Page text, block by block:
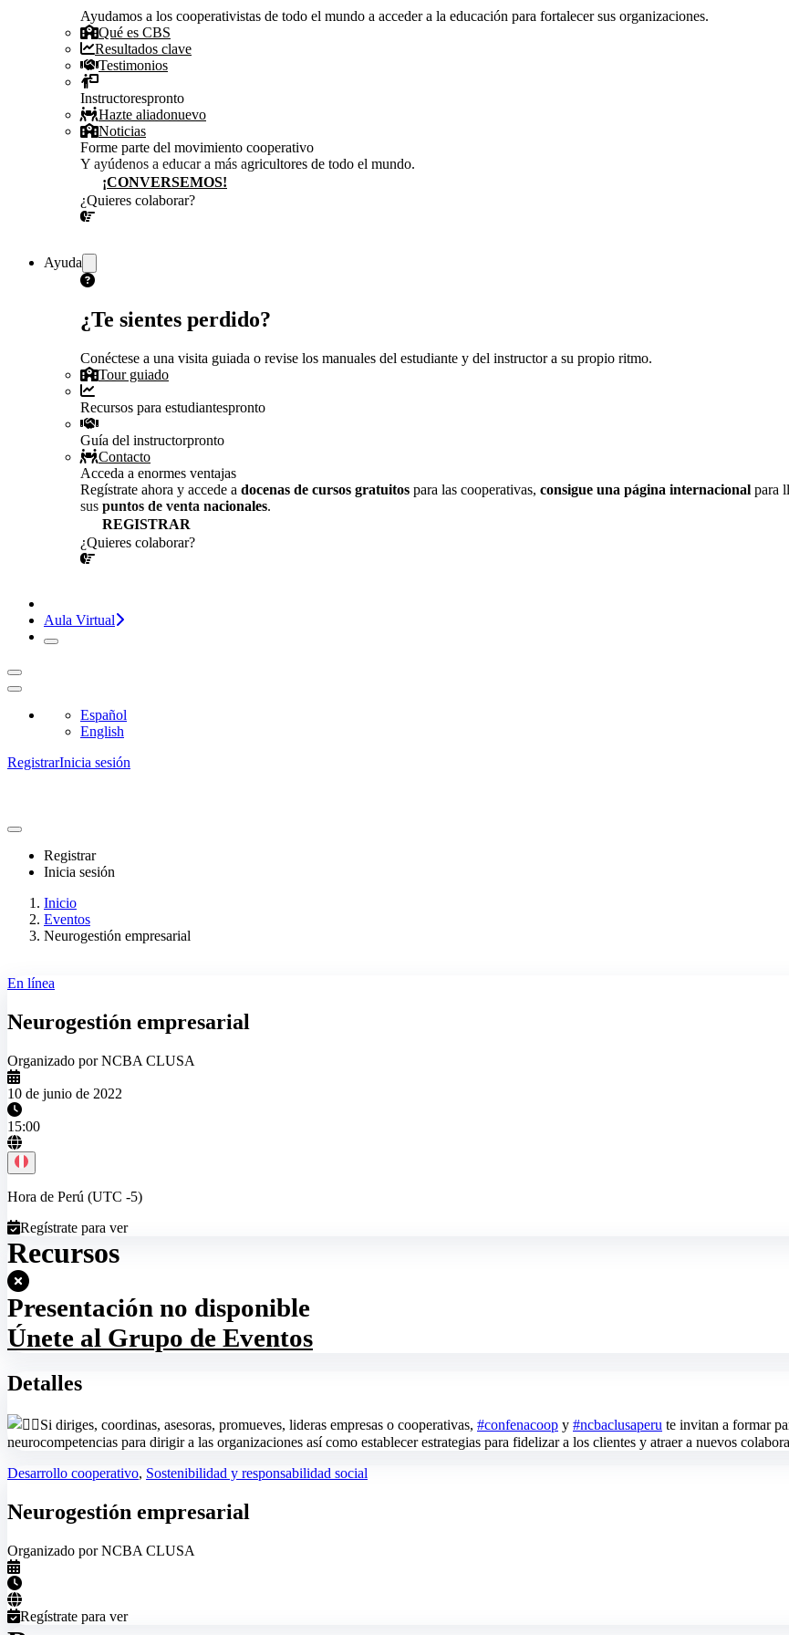
Ayudamos a los cooperativistas de todo el mundo a acceder a la educación para fortalecer sus organizaciones.
Qué es CBS
Resultados clave
Testimonios
Instructorespronto
Hazte aliadonuevo
Noticias
Forme parte del movimiento cooperativo
Y ayúdenos a educar a más agricultores de todo el mundo.
¡CONVERSEMOS!
¿Quieres colaborar?
Ayuda
¿Te sientes perdido?
Conéctese a una visita guiada o revise los manuales del estudiante y del instructor a su propio ritmo.
Tour guiado
Recursos para estudiantespronto
Guía del instructorpronto
Contacto
Acceda a enormes ventajas
Regístrate ahora y accede a docenas de cursos gratuitos para las cooperativas, consigue una página internacional para
sus puntos de venta nacionales.
REGISTRAR
¿Quieres colaborar?
Aula Virtual
Español
English
RegistrarInicia sesión
Registrar
Inicia sesión
Inicio
Eventos
Neurogestión empresarial
En línea
Neurogestión empresarial
Organizado por NCBA CLUSA
10 de junio de 2022
15:00
Hora de Perú (UTC -5)
Regístrate para ver
Recursos
Presentación no disponible
Únete al Grupo de Eventos
Detalles
Si diriges, coordinas, asesoras, promueves, lideras empresas o cooperativas, #confenacoop y #ncbaclusaperu te invitan a formar
neurocompetencias para dirigir a las organizaciones así como establecer estrategias para fidelizar a los clientes y atraer a nuevos
Desarrollo cooperativo, Sostenibilidad y responsabilidad social
Neurogestión empresarial
Organizado por NCBA CLUSA
Regístrate para ver